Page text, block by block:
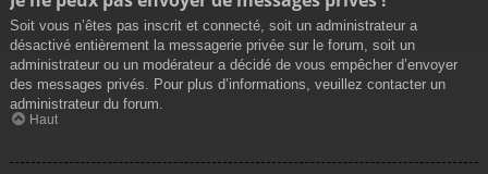
Soit vous n’êtes pas inscrit et connecté, soit un administrateur a
désactivé entièrement la messagerie privée sur le forum, soit un
administrateur ou un modérateur a décidé de vous empêcher d’envoyer
des messages privés. Pour plus d’informations, veuillez contacter un
administrateur du forum.
Haut